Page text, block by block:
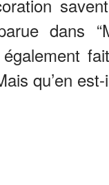
dans
qu’en